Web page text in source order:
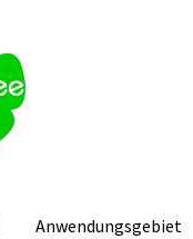
Anwendungsgebiet